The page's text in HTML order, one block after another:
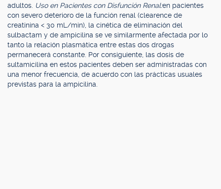
adultos. Uso en Pacientes con Disfunción Renal:en pacientes
con severo deterioro de la función renal (clearence de
creatinina < 30 mL/min), la cinética de eliminación del
sulbactam y de ampicilina se ve similarmente afectada por lo
tanto la relación plasmática entre estas dos drogas
permanecerá constante. Por consiguiente, las dosis de
sultamicilina en estos pacientes deben ser administradas con
una menor frecuencia, de acuerdo con las prácticas usuales
previstas para la ampicilina.